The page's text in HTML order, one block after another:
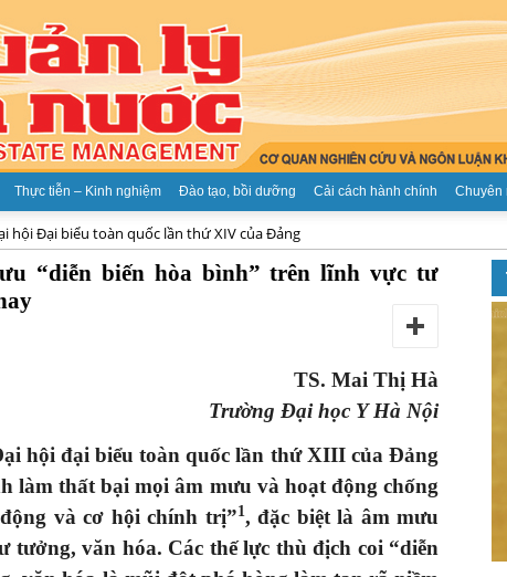
Tạp
Quản
Thực tiễn – Kinh nghiệm Đào tạo, bồi dưỡng Cải cách hành chính Chuyên
hội Đại biểu toàn quốc lần thứ XIV của Đảng
“diễn biến hòa bình” trên lĩnh vực tư
TS. Mai Thị Hà
Trường Đại học Y Hà Nội
hội đại biểu toàn quốc lần thứ XIII của Đảng
làm thất bại mọi âm mưu và hoạt động chống
và cơ hội chính trị”1, đặc biệt là âm mưu
tưởng, văn hóa. Các thế lực thù địch coi “diễn